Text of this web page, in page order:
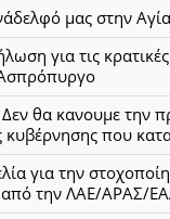
μας στην
για τις
θα κανουμε την
κυβέρνησης που
για την
από την ΛΑΕ/ΑΡΑΣ/